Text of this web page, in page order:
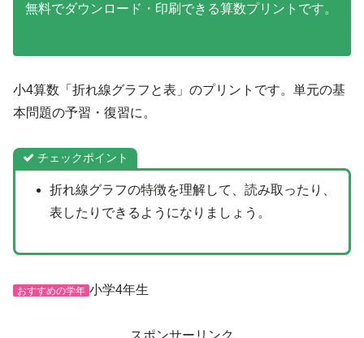
無料でダウンロード・印刷できる算数プリントです。
小4算数「折れ線グラフと表」のプリントです。単元の基
本問題の予習・復習に。
チェックポイント
折れ線グラフの特徴を理解して、読み取ったり、
表したりできるようになりましょう。
おすすめの学年 小学4年生